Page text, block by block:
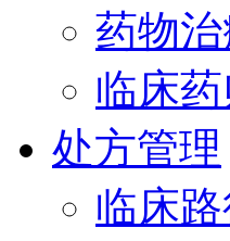
药物
临床
处方管理
临床